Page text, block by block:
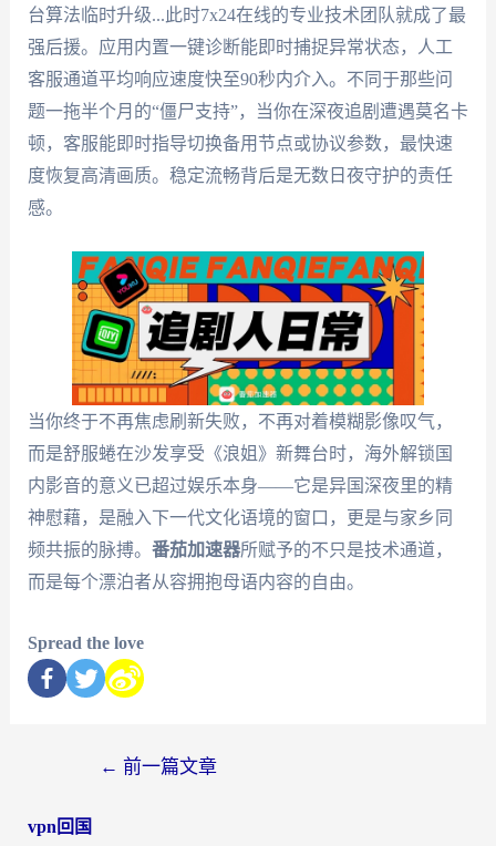
台算法临时升级...此时7x24在线的专业技术团队就成了最
强后援。应用内置一键诊断能即时捕捉异常状态，人工
客服通道平均响应速度快至90秒内介入。不同于那些问
题一拖半个月的“僵尸支持”，当你在深夜追剧遭遇莫名卡
顿，客服能即时指导切换备用节点或协议参数，最快速
度恢复高清画质。稳定流畅背后是无数日夜守护的责任
感。
当你终于不再焦虑刷新失败，不再对着模糊影像叹气，
而是舒服蜷在沙发享受《浪姐》新舞台时，海外解锁国
内影音的意义已超过娱乐本身——它是异国深夜里的精
神慰藉，是融入下一代文化语境的窗口，更是与家乡同
频共振的脉搏。 番茄加速器所赋予的不只是技术通道，
而是每个漂泊者从容拥抱母语内容的自由。
Spread the love
← 前一篇文章
vpn回国